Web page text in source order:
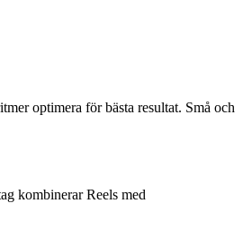
optimera för bästa resultat. Små och
kombinerar Reels med